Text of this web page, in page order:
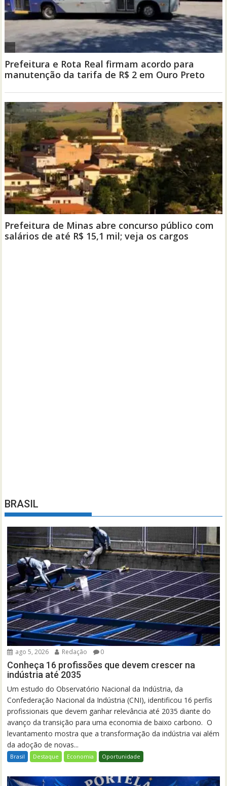
BRASIL
ago 5, 2026 Redação 0
Conheça 16 profissões que devem crescer na
indústria até 2035
Um estudo do Observatório Nacional da Indústria, da
Confederação Nacional da Indústria (CNI), identificou 16 perfis
profissionais que devem ganhar relevância até 2035 diante do
avanço da transição para uma economia de baixo carbono. O
levantamento mostra que a transformação da indústria vai além
da adoção de novas...
Brasil Destaque Economia Oportunidade